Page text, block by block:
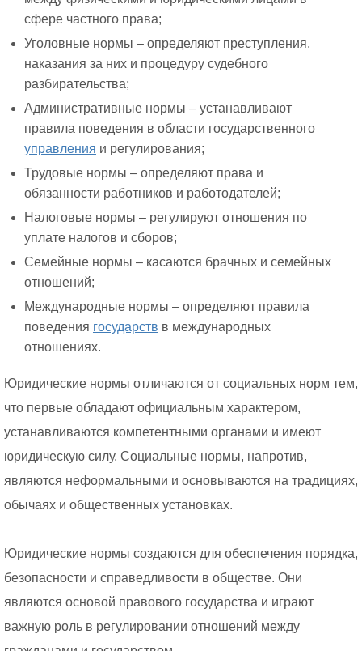
сфере частного права;
Уголовные нормы – определяют преступления,
наказания за них и процедуру судебного
разбирательства;
Административные нормы – устанавливают
правила поведения в области государственного
управления и регулирования;
Трудовые нормы – определяют права и
обязанности работников и работодателей;
Налоговые нормы – регулируют отношения по
уплате налогов и сборов;
Семейные нормы – касаются брачных и семейных
отношений;
Международные нормы – определяют правила
поведения государств в международных
отношениях.
Юридические нормы отличаются от социальных норм тем,
что первые обладают официальным характером,
устанавливаются компетентными органами и имеют
юридическую силу. Социальные нормы, напротив,
являются неформальными и основываются на традициях,
обычаях и общественных установках.
Юридические нормы создаются для обеспечения порядка,
безопасности и справедливости в обществе. Они
являются основой правового государства и играют
важную роль в регулировании отношений между